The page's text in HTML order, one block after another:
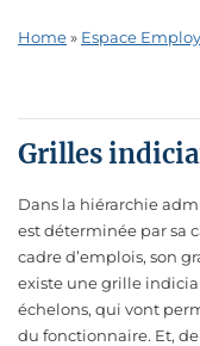
Home» Espace
Grilles
Dans la hiérarchie
est déterminée par sa
cadre d’emplois, son
existe une grille
échelons, qui vont
du fonctionnaire. Et,